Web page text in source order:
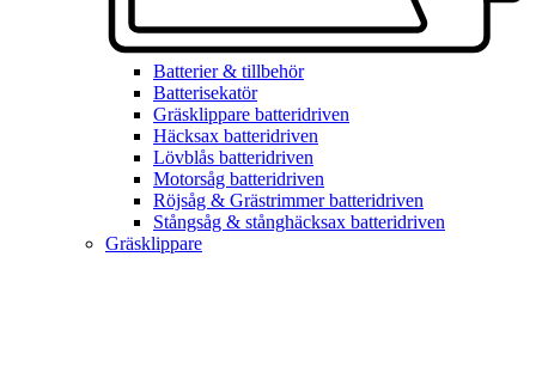
Batterier & tillbehör
Batterisekatör
Gräsklippare batteridriven
Häcksax batteridriven
Lövblås batteridriven
Motorsåg batteridriven
Röjsåg & Grästrimmer batteridriven
Stångsåg & stånghäcksax batteridriven
Gräsklippare